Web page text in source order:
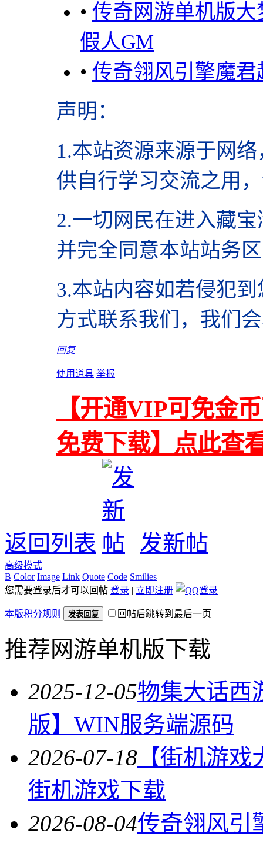
• 传奇网游单机版
假人GM
• 传奇翎风引擎魔
声明 ：
1.本站资源来源于网络
供自行学习交流之用
2.一切网民在进入藏
并完全同意本站站务
3.本站内容如若侵犯
方式联系我们，我们
回复
使用道具 举报
【开通VIP可免金
免费下载】点此查
返回列表 发新帖
高级模式
B Color Image Link Quote Code Smilies
您需要登录后才可以回帖 登录 | 立即注册
本版积分规则 发表回复 回帖后跳转到最后一页
推荐网游单机版下载
2025-12-05物集大话西
版】WIN服务端源码
2026-07-18 【街机游
街机游戏下载
2026-08-04传奇翎风引